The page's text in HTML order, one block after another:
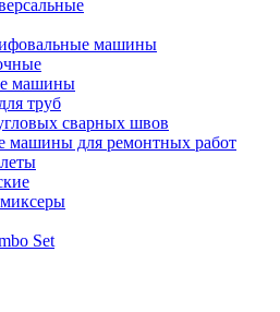
машины
машины
труб
сварных швов
машины для ремонтных работ
Set